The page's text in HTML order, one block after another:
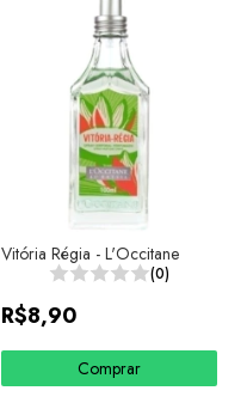
Vitória Régia - L'Occitane
(0)
R$8,90
Comprar